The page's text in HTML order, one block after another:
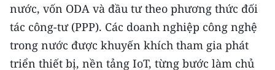
nước, vốn ODA và đầu tư theo phương thức đối
tác công-tư (PPP). Các doanh nghiệp công nghệ
trong nước được khuyến khích tham gia phát
triển thiết bị, nền tảng IoT, từng bước làm chủ